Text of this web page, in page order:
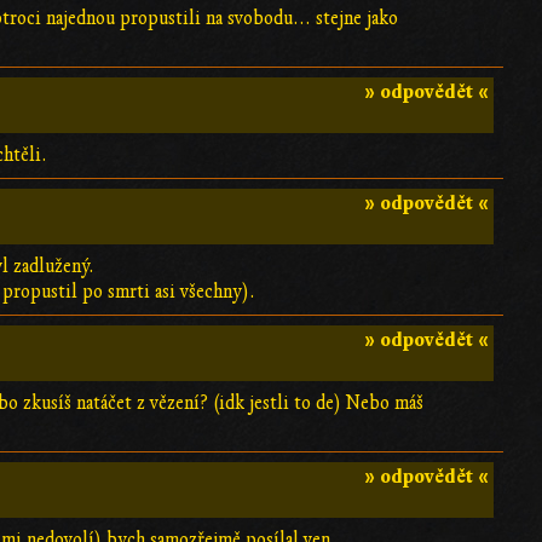
najednou propustili na svobodu... stejne jako
» odpovědět «
» odpovědět «
zadlužený.
po smrti asi všechny).
» odpovědět «
zkusíš natáčet z vězení? (idk jestli to de) Nebo máš
» odpovědět «